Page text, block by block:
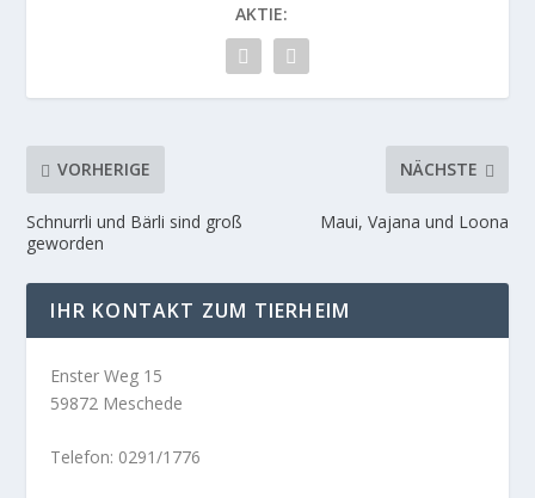
AKTIE:
VORHERIGE
Schnurrli und Bärli sind groß
geworden
NÄCHSTE
Maui, Vajana und Loona
IHR KONTAKT ZUM TIERHEIM
Enster Weg 15
59872 Meschede
Telefon: 0291/1776